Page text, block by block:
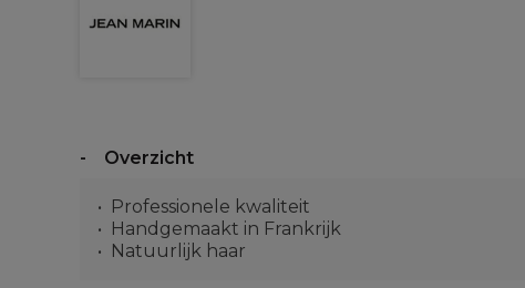
Overzicht
Professionele kwaliteit
Handgemaakt in Frankrijk
Natuurlijk haar